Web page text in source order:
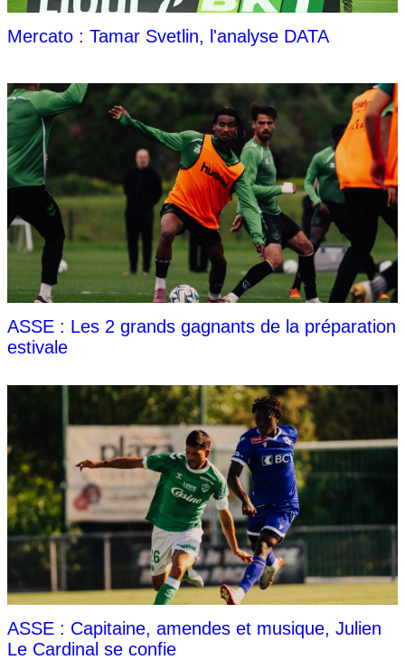
Mercato : Tamar Svetlin, l'analyse DATA
ASSE : Les 2 grands gagnants de la préparation
estivale
ASSE : Capitaine, amendes et musique, Julien
Le Cardinal se confie